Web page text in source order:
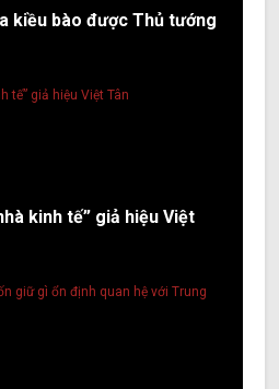
kiều bào được Thủ tướng
kinh tế” giả hiệu Việt